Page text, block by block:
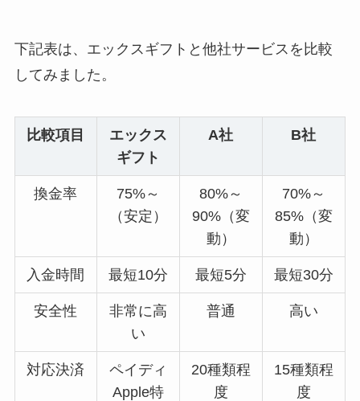
下記表は、エックスギフトと他社サービスを比較
してみました。
比較項目
エックス
ギフト
A社 B社
換金率
75%～
（安定）
80%～
90%（変
動）
70%～
85%（変
動）
入金時間 最短10分 最短5分 最短30分
安全性
非常に高
い
普通 高い
対応決済
ペイディ
Apple特
20種類程
度
15種類程
度